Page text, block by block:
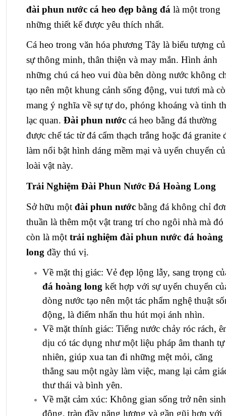
đài phun nước cá heo đẹp bằng đá là một trong
những thiết kế được yêu thích nhất.
Cá heo trong văn hóa phương Tây là biểu tượng
sự thông minh, thân thiện và may mắn. Hình ảnh
những chú cá heo vui đùa bên dòng nước không
tạo nên một khung cảnh sống động, vui tươi mà
mang ý nghĩa về sự tự do, phóng khoáng và tinh
lạc quan. Đài phun nước cá heo bằng đá thường
được chế tác từ đá cẩm thạch trắng hoặc đá granite
làm nổi bật hình dáng mềm mại và uyển chuyển
loài vật này.
Trải Nghiệm Đài Phun Nước Đá Hoàng Long
Sở hữu một đài phun nước bằng đá không chỉ
thuần là thêm một vật trang trí cho ngôi nhà mà đó
còn là một trải nghiệm đài phun nước đá hoàng
long đầy thú vị.
Về mặt thị giác: Vẻ đẹp lộng lẫy, sang trọng
đá hoàng long kết hợp với sự uyển chuyển
dòng nước tạo nên một tác phẩm nghệ thuật
động, là điểm nhấn thu hút mọi ánh nhìn.
Về mặt thính giác: Tiếng nước chảy róc rách,
dịu có tác dụng như một liệu pháp âm thanh tự
nhiên, giúp xua tan đi những mệt mỏi, căng
thẳng sau một ngày làm việc, mang lại cảm
thư thái và bình yên.
Về mặt cảm xúc: Không gian sống trở nên sinh
động, tràn đầy năng lượng và gần gũi hơn với